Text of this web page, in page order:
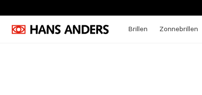
Brillen Zonnebrillen